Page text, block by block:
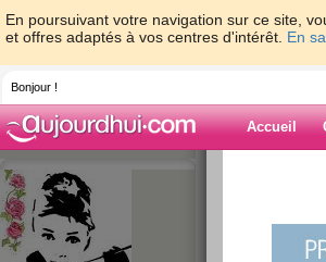
En poursuivant votre navigation sur ce site,
et offres adaptés à vos centres d'intérêt. En
Bonjour !
Accueil
Blog